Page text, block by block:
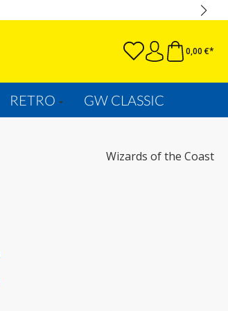
0,00 €*
RETRO GW CLASSIC
Wizards of the Coast